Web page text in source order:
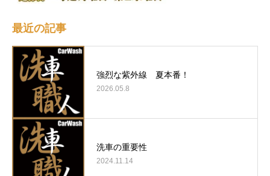
最近の記事
強烈な紫外線 夏本番！
2026.05.8
洗車の重要性
2024.11.14